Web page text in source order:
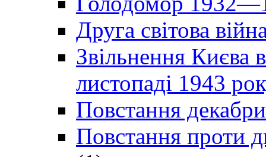
Друга світова
Звільнення Києва
листопаді 1943
Повстання
Повстання проти